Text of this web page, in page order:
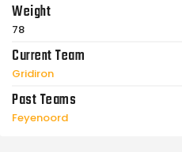
Weight
78
Current Team
Gridiron
Past Teams
Feyenoord